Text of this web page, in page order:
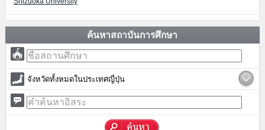
ค้นหาสถาบันการศึกษา
จังหวัดทั้งหมดในประเทศญี่ปุ่น